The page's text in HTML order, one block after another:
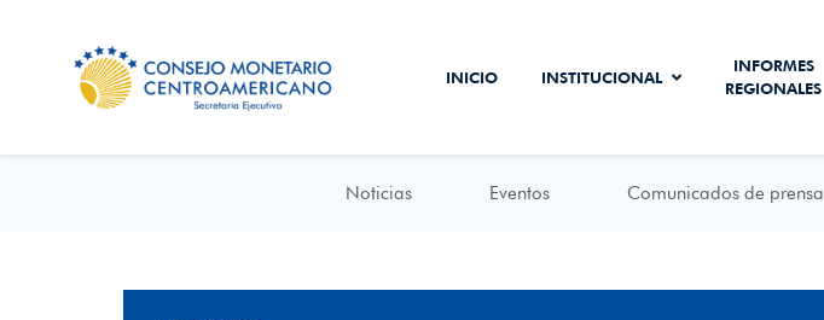
INICIO INSTITUCIONAL
INFORMES
REGIONALES
Noticias Eventos Comunicados de prensa